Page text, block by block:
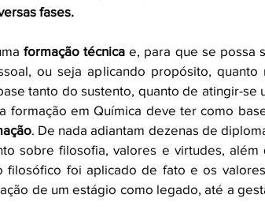
fases.
formação técnica e, para que se possa
ou seja aplicando propósito, quanto
tanto do sustento, quanto de atingir-se
. De nada adiantam dezenas de
sobre filosofia, valores e virtudes, além
filosófico foi aplicado de fato e os
de um estágio como legado, até a